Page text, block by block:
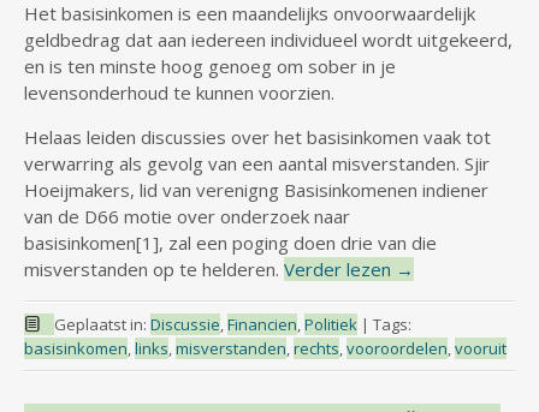
Het basisinkomen is een maandelijks onvoorwaardelijk
geldbedrag dat aan iedereen individueel wordt uitgekeerd,
en is ten minste hoog genoeg om sober in je
levensonderhoud te kunnen voorzien.
Helaas leiden discussies over het basisinkomen vaak tot
verwarring als gevolg van een aantal misverstanden. Sjir
Hoeijmakers, lid van verenigng Basisinkomenen indiener
van de D66 motie over onderzoek naar
basisinkomen[1], zal een poging doen drie van die
misverstanden op te helderen. Verder lezen →
Geplaatst in: Discussie,Financien,Politiek | Tags:
basisinkomen,links,misverstanden,rechts,vooroordelen,vooruit